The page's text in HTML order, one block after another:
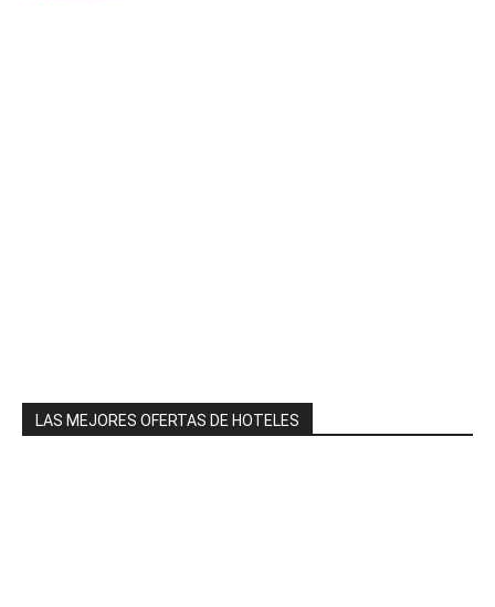
LAS MEJORES OFERTAS DE HOTELES